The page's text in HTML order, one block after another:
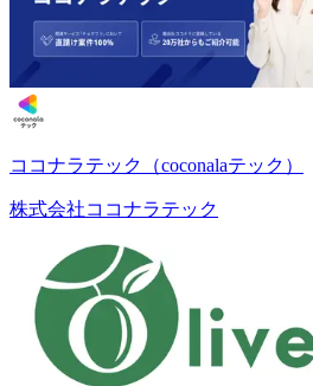
ココナラテック（coconalaテック）
株式会社ココナラテック